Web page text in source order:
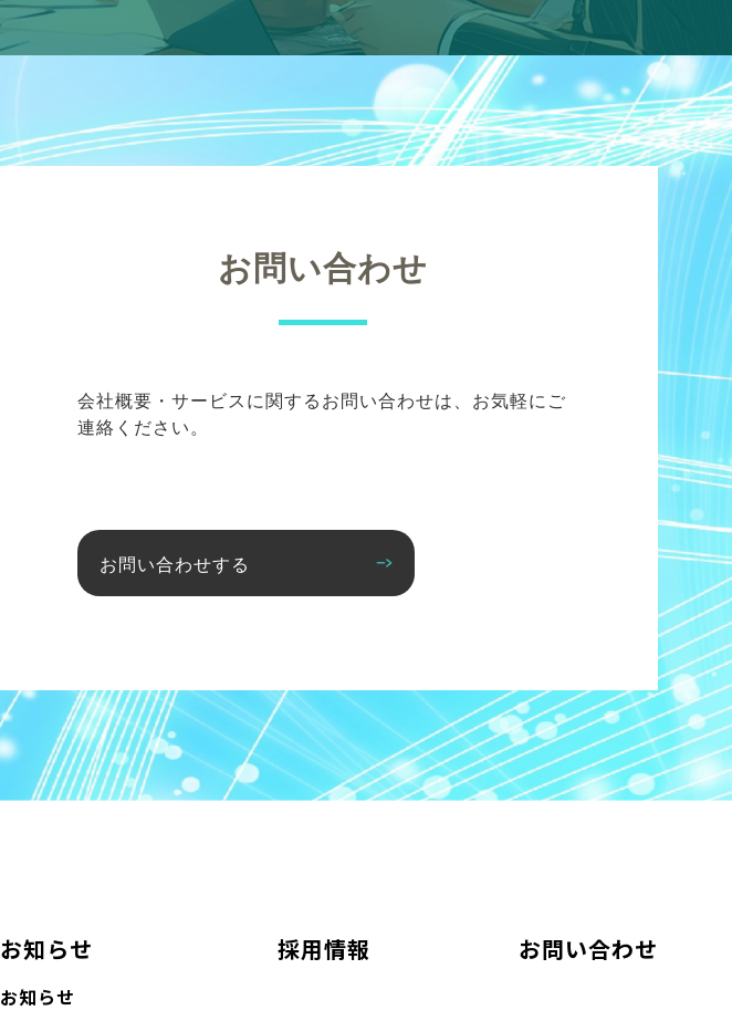
お問い合わせ
会社概要・サービスに関するお問い合わせは、お気軽にご
連絡ください。
お問い合わせする
お知らせ
お知らせ
採用情報 お問い合わせ